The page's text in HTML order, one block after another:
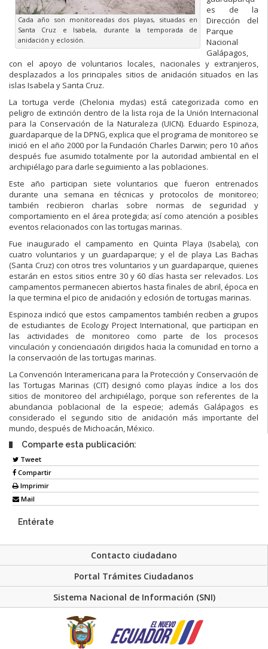
Cada año son monitoreadas dos playas, situadas en
Santa Cruz e Isabela, durante la temporada de
anidación y eclosión.
es de la
Dirección del
Parque
Nacional
Galápagos,
con el apoyo de voluntarios locales, nacionales y extranjeros,
desplazados a los principales sitios de anidación situados en las
islas Isabela y Santa Cruz.
La tortuga verde (Chelonia mydas) está categorizada como en
peligro de extinción dentro de la lista roja de la Unión Internacional
para la Conservación de la Naturaleza (UICN). Eduardo Espinoza,
guardaparque de la DPNG, explica que el programa de monitoreo se
inició en el año 2000 por la Fundación Charles Darwin; pero 10 años
después fue asumido totalmente por la autoridad ambiental en el
archipiélago para darle seguimiento a las poblaciones.
Este año participan siete voluntarios que fueron entrenados
durante una semana en técnicas y protocolos de monitoreo;
también recibieron charlas sobre normas de seguridad y
comportamiento en el área protegida; así como atención a posibles
eventos relacionados con las tortugas marinas.
Fue inaugurado el campamento en Quinta Playa (Isabela), con
cuatro voluntarios y un guardaparque; y el de playa Las Bachas
(Santa Cruz) con otros tres voluntarios y un guardaparque, quienes
estarán en estos sitios entre 30 y 60 días hasta ser relevados. Los
campamentos permanecen abiertos hasta finales de abril, época en
la que termina el pico de anidación y eclosión de tortugas marinas.
Espinoza indicó que estos campamentos también reciben a grupos
de estudiantes de Ecology Project International, que participan en
las actividades de monitoreo como parte de los procesos
vinculación y concienciación dirigidos hacia la comunidad en torno a
la conservación de las tortugas marinas.
La Convención Interamericana para la Protección y Conservación de
las Tortugas Marinas (CIT) designó como playas índice a los dos
sitios de monitoreo del archipiélago, porque son referentes de la
abundancia poblacional de la especie; además Galápagos es
considerado el segundo sitio de anidación más importante del
mundo, después de Michoacán, México.
Comparte esta publicación:
Tweet
Compartir
Imprimir
Mail
Entérate
Contacto ciudadano
Portal Trámites Ciudadanos
Sistema Nacional de Información (SNI)